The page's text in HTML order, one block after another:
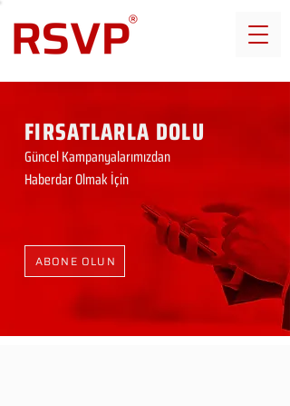
FIRSATLARLA DOLU
Güncel Kampanyalarımızdan
Haberdar Olmak İçin
ABONE OLUN